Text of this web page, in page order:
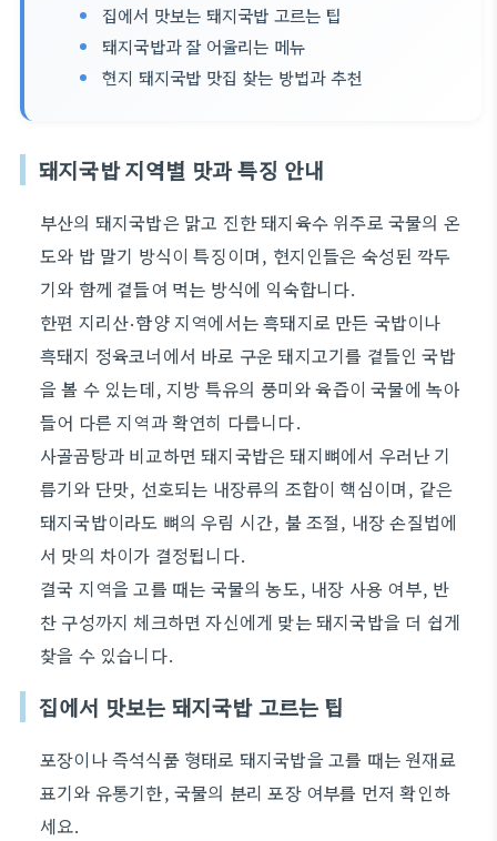
집에서 맛보는 돼지국밥 고르는 팁
돼지국밥과 잘 어울리는 메뉴
현지 돼지국밥 맛집 찾는 방법과 추천
돼지국밥 지역별 맛과 특징 안내
부산의 돼지국밥은 맑고 진한 돼지육수 위주로 국물의 온
도와 밥 말기 방식이 특징이며, 현지인들은 숙성된 깍두
기와 함께 곁들여 먹는 방식에 익숙합니다.
한편 지리산·함양 지역에서는 흑돼지로 만든 국밥이나
흑돼지 정육코너에서 바로 구운 돼지고기를 곁들인 국밥
을 볼 수 있는데, 지방 특유의 풍미와 육즙이 국물에 녹아
들어 다른 지역과 확연히 다릅니다.
사골곰탕과 비교하면 돼지국밥은 돼지뼈에서 우러난 기
름기와 단맛, 선호되는 내장류의 조합이 핵심이며, 같은
돼지국밥이라도 뼈의 우림 시간, 불 조절, 내장 손질법에
서 맛의 차이가 결정됩니다.
결국 지역을 고를 때는 국물의 농도, 내장 사용 여부, 반
찬 구성까지 체크하면 자신에게 맞는 돼지국밥을 더 쉽게
찾을 수 있습니다.
집에서 맛보는 돼지국밥 고르는 팁
포장이나 즉석식품 형태로 돼지국밥을 고를 때는 원재료
표기와 유통기한, 국물의 분리 포장 여부를 먼저 확인하
세요.